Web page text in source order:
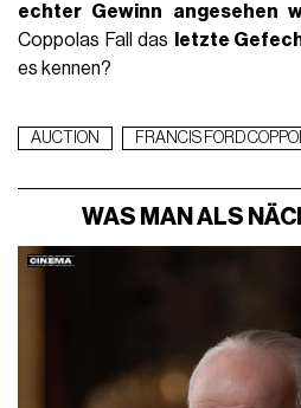
echter Gewinn angesehen
Coppolas Fall das
letzte
es kennen?
AUCTION FRANCIS FORD
WAS MAN ALS